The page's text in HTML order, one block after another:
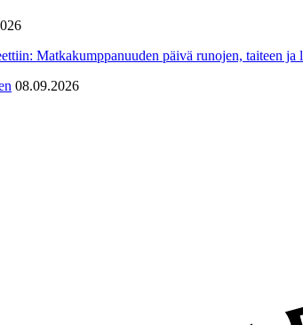
Matkakumppanuuden päivä runojen, taiteen ja
08.09.2026